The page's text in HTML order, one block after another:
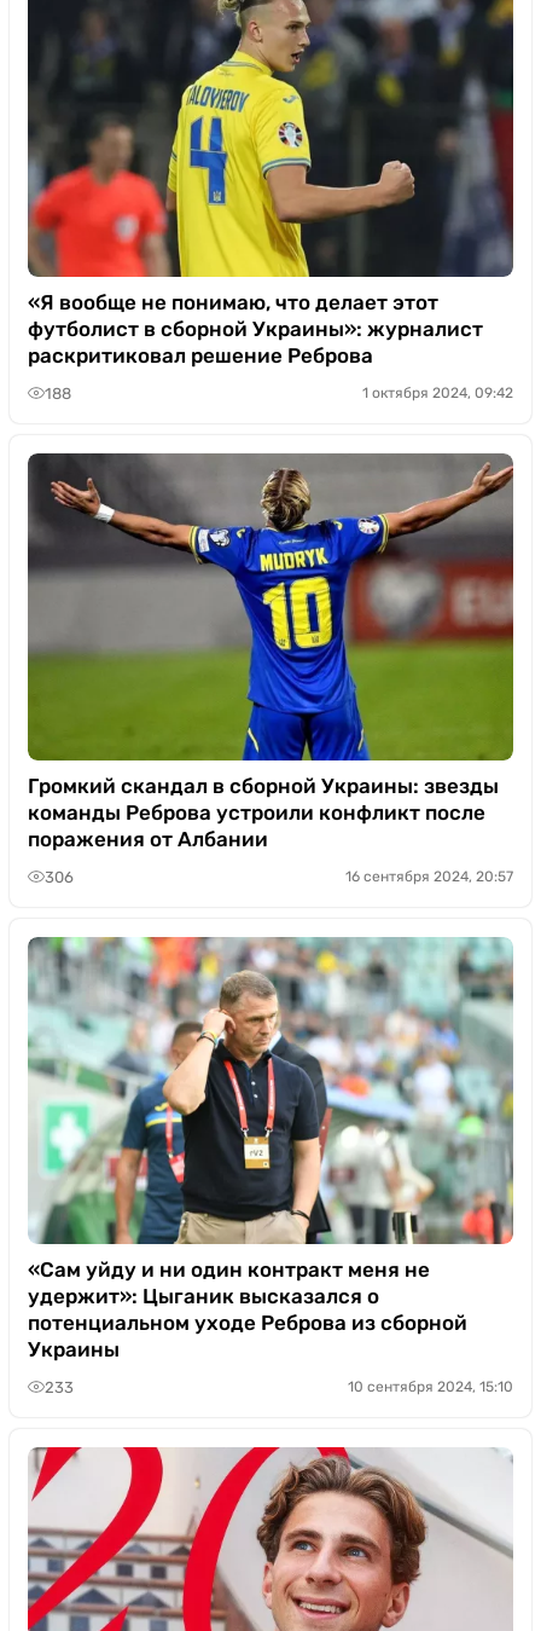
«Я вообще не понимаю, что делает этот
футболист в сборной Украины»: журналист
раскритиковал решение Реброва
188 1 октября 2024, 09:42
Громкий скандал в сборной Украины: звезды
команды Реброва устроили конфликт после
поражения от Албании
306 16 сентября 2024, 20:57
«Сам уйду и ни один контракт меня не
удержит»: Цыганик высказался о
потенциальном уходе Реброва из сборной
Украины
233 10 сентября 2024, 15:10